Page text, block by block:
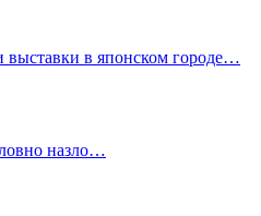
в японском городе…
назло…